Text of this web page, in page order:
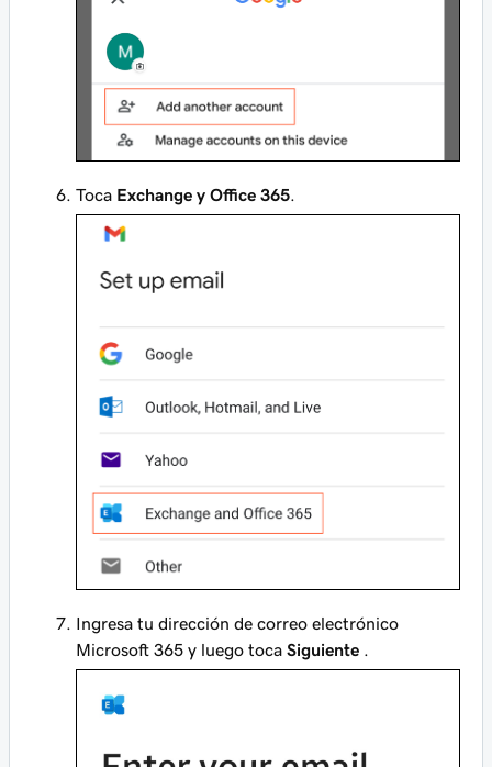
Toca Exchange y Office 365
Ingresa tu dirección de correo electrónico
Microsoft 365 y luego toca Siguiente .